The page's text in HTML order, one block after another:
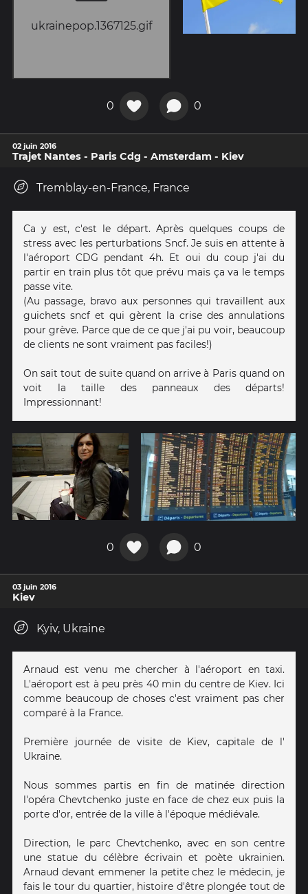
ukrainepop.1367125.gif
0 0
02 juin 2016
Trajet Nantes - Paris Cdg - Amsterdam - Kiev
Tremblay-en-France, France
Ca y est, c'est le départ. Après quelques coups de
stress avec les perturbations Sncf. Je suis en attente à
l'aéroport CDG pendant 4h. Et oui du coup j'ai du
partir en train plus tôt que prévu mais ça va le temps
passe vite.
(Au passage, bravo aux personnes qui travaillent aux
guichets sncf et qui gèrent la crise des annulations
pour grève. Parce que de ce que j'ai pu voir, beaucoup
de clients ne sont vraiment pas faciles!)
On sait tout de suite quand on arrive à Paris quand on
voit la taille des panneaux des départs!
Impressionnant!
0 0
03 juin 2016
Kiev
Kyiv, Ukraine
Arnaud est venu me chercher à l'aéroport en taxi.
L'aéroport est à peu près 40 min du centre de Kiev. Ici
comme beaucoup de choses c'est vraiment pas cher
comparé à la France.
Première journée de visite de Kiev, capitale de l'
Ukraine.
Nous sommes partis en fin de matinée direction
l'opéra Chevtchenko juste en face de chez eux puis la
porte d'or, entrée de la ville à l'époque médiévale.
Direction, le parc Chevtchenko, avec en son centre
une statue du célèbre écrivain et poète ukrainien.
Arnaud devant emmener la petite chez le médecin, je
fais le tour du quartier, histoire d'être plongée tout de